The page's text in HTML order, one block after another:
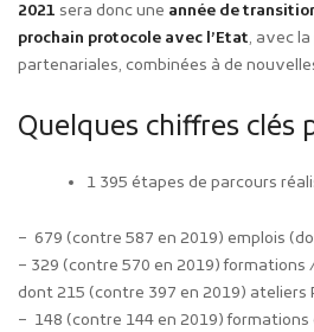
2021 sera donc une année de
prochain protocole avec l’Etat, avec
partenariales, combinées à de
Quelques chiffres clés
1 395 étapes de parcours
– 679 (contre 587 en 2019) emplois
– 329 (contre 570 en 2019)
dont 215 (contre 397 en 2019) ateliers
– 148 (contre 144 en 2019)